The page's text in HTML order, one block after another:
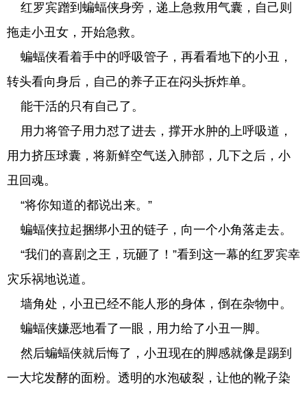
红罗宾蹭到蝙蝠侠身旁，递上急救用气囊，自己则
拖走小丑女，开始急救。
蝙蝠侠看着手中的呼吸管子，再看看地下的小丑，
转头看向身后，自己的养子正在闷头拆炸单。
能干活的只有自己了。
用力将管子用力怼了进去，撑开水肿的上呼吸道，
用力挤压球囊，将新鲜空气送入肺部，几下之后，小
丑回魂。
“将你知道的都说出来。”
蝙蝠侠拉起捆绑小丑的链子，向一个小角落走去。
“我们的喜剧之王，玩砸了！”看到这一幕的红罗宾幸
灾乐祸地说道。
墙角处，小丑已经不能人形的身体，倒在杂物中。
蝙蝠侠嫌恶地看了一眼，用力给了小丑一脚。
然后蝙蝠侠就后悔了，小丑现在的脚感就像是踢到
一大坨发酵的面粉。透明的水泡破裂，让他的靴子染